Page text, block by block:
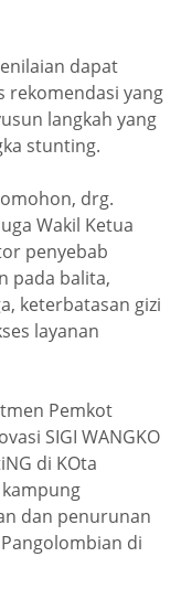
dapat
rekomendasi yang
langkah yang
stunting.
drg.
Wakil Ketua
penyebab
pada balita,
keterbatasan gizi
layanan
Pemkot
SIGI WANGKO
di KOta
dan penurunan
di